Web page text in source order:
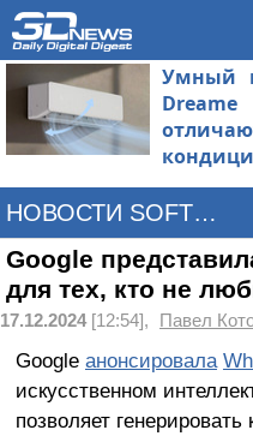
Умный
НОВОСТИ SOFTWARE
Google
для тех, кто не
17.12.2024[12:54], Павел
Google анонсировала
искусственном
позволяет